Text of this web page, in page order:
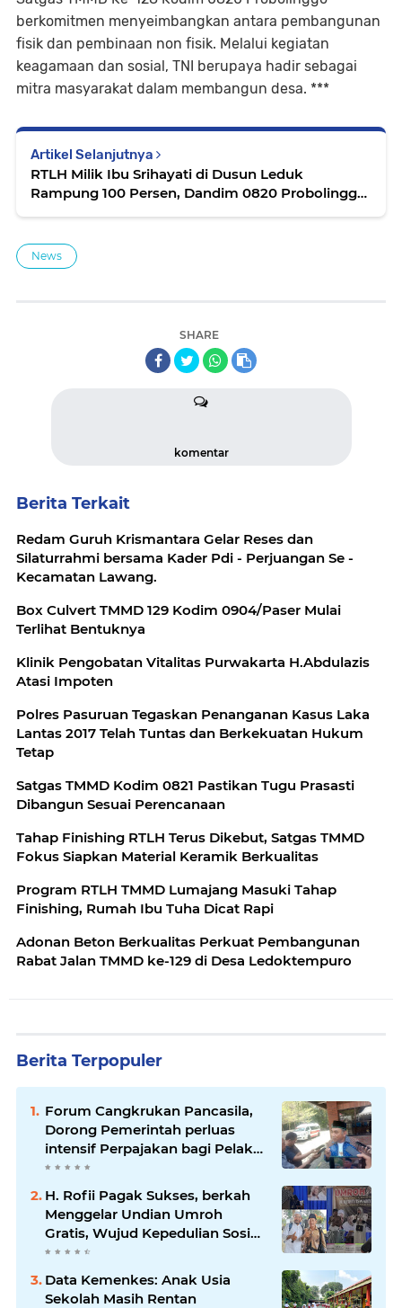
berkomitmen menyeimbangkan antara pembangunan
fisik dan pembinaan non fisik. Melalui kegiatan
keagamaan dan sosial, TNI berupaya hadir sebagai
mitra masyarakat dalam membangun desa. ***
Artikel Selanjutnya
RTLH Milik Ibu Srihayati di Dusun Leduk
Rampung 100 Persen, Dandim 0820 Probolinggo
News
SHARE
komentar
Berita Terkait
Redam Guruh Krismantara Gelar Reses dan
Silaturrahmi bersama Kader Pdi - Perjuangan Se -
Kecamatan Lawang.
Box Culvert TMMD 129 Kodim 0904/Paser Mulai
Terlihat Bentuknya
Klinik Pengobatan Vitalitas Purwakarta H.Abdulazis
Atasi Impoten
Polres Pasuruan Tegaskan Penanganan Kasus Laka
Lantas 2017 Telah Tuntas dan Berkekuatan Hukum
Tetap
Satgas TMMD Kodim 0821 Pastikan Tugu Prasasti
Dibangun Sesuai Perencanaan
Tahap Finishing RTLH Terus Dikebut, Satgas TMMD
Fokus Siapkan Material Keramik Berkualitas
Program RTLH TMMD Lumajang Masuki Tahap
Finishing, Rumah Ibu Tuha Dicat Rapi
Adonan Beton Berkualitas Perkuat Pembangunan
Rabat Jalan TMMD ke-129 di Desa Ledoktempuro
Berita Terpopuler
Forum Cangkrukan Pancasila,
Dorong Pemerintah perluas
intensif Perpajakan bagi Pelaku
Usaha UMKM.
H. Rofii Pagak Sukses, berkah
Menggelar Undian Umroh
Gratis, Wujud Kepedulian Sosial
berbagi.
Data Kemenkes: Anak Usia
Sekolah Masih Rentan